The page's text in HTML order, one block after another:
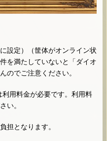
設定）（筐体がオンライン状
を満たしていないと「ダイオ
のでご注意ください。
利用料金が必要です。利用料
い。
担となります。